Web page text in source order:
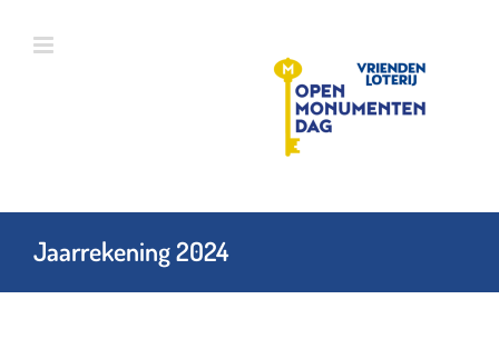
inhoud
Jaarrekening 2024